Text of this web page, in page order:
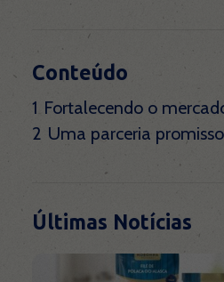
Conteúdo
1 Fortalecendo o
2 Uma parceria
Últimas Notícias